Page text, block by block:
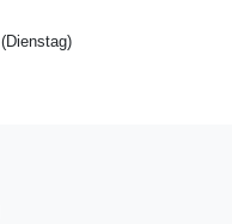
(Dienstag)